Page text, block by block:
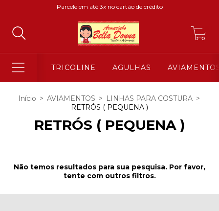
Parcele em até 3x no cartão de crédito
TRICOLINE AGULHAS
Início > AVIAMENTOS > LINHAS PARA COSTURA >
RETRÓS ( PEQUENA )
RETRÓS ( PEQUENA )
Não temos resultados para sua pesquisa. Por favor,
tente com outros filtros.